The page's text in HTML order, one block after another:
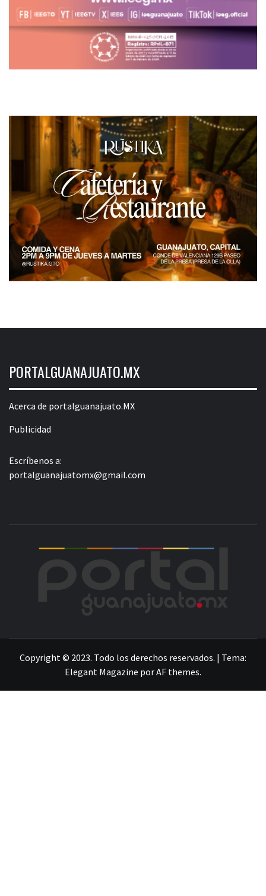
PORTALGUANAJUATO.MX
Acerca de portalguanajuato.MX
Publicidad
Escríbenos a:
portalguanajuatomx@gmail.com
Copyright © 2023. Todo los derechos reservados. | Tema:
Elegant Magazine porAF themes.